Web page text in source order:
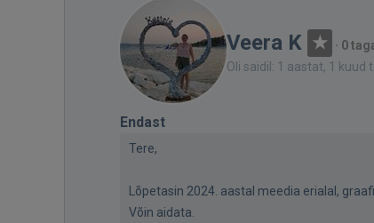
Veera K · 0
Oli saidil: 1 aastat, 1 kuud
Endast
Tere,
Lõpetasin 2024. aastal meedia erialal,
Võin aidata.